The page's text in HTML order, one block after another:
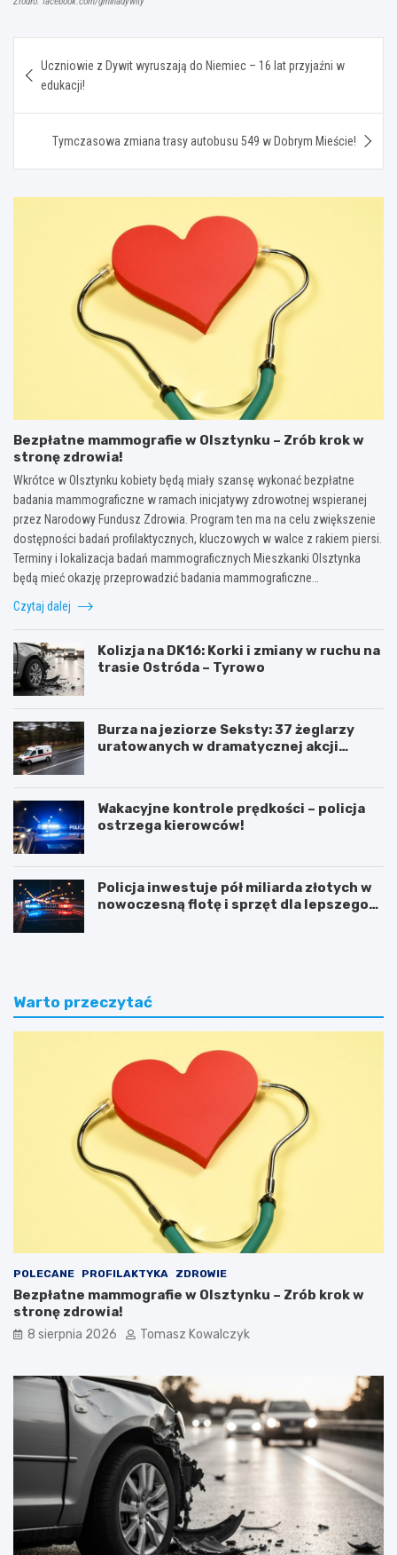
wpisu
Uczniowie z Dywit wyruszają do Niemiec – 16 lat przyjaźni w
edukacji!
Tymczasowa zmiana trasy autobusu 549 w Dobrym Mieście!
Bezpłatne mammografie w Olsztynku – Zrób krok w
stronę zdrowia!
Wkrótce w Olsztynku kobiety będą miały szansę wykonać bezpłatne
badania mammograficzne w ramach inicjatywy zdrowotnej wspieranej
przez Narodowy Fundusz Zdrowia. Program ten ma na celu zwiększenie
dostępności badań profilaktycznych, kluczowych w walce z rakiem piersi.
Terminy i lokalizacja badań mammograficznych Mieszkanki Olsztynka
będą mieć okazję przeprowadzić badania mammograficzne…
Czytaj dalej
Kolizja na DK16: Korki i zmiany w ruchu na
trasie Ostróda – Tyrowo
Burza na jeziorze Seksty: 37 żeglarzy
uratowanych w dramatycznej akcji
Wakacyjne kontrole prędkości – policja
ostrzega kierowców!
Policja inwestuje pół miliarda złotych w
nowoczesną flotę i sprzęt dla lepszego
Warto przeczytać
POLECANE PROFILAKTYKA ZDROWIE
Bezpłatne mammografie w Olsztynku – Zrób krok w
stronę zdrowia!
8 sierpnia 2026 Tomasz Kowalczyk